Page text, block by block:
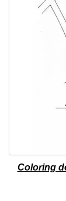
Coloring